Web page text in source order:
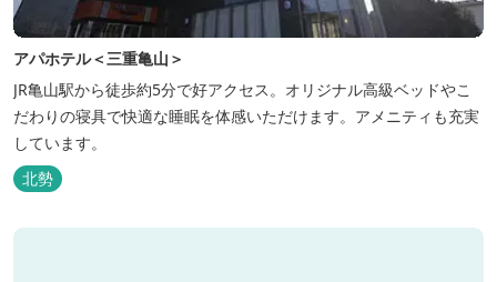
アパホテル＜三重亀山＞
JR亀山駅から徒歩約5分で好アクセス。オリジナル高級ベッドやこ
だわりの寝具で快適な睡眠を体感いただけます。アメニティも充実
しています。
北勢